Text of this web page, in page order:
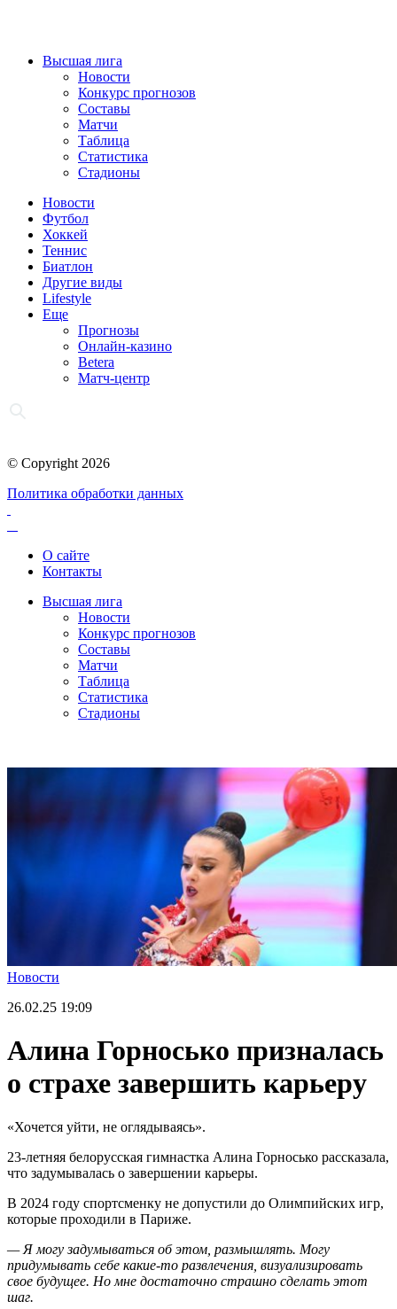
Высшая лига
Новости
Конкурс прогнозов
Составы
Матчи
Таблица
Статистика
Стадионы
Новости
Футбол
Хоккей
Теннис
Биатлон
Другие виды
Lifestyle
Еще
Прогнозы
Онлайн-казино
Betera
Матч-центр
© Copyright 2026
Политика обработки данных
О сайте
Контакты
Высшая лига
Новости
Конкурс прогнозов
Составы
Матчи
Таблица
Статистика
Стадионы
Новости
26.02.25 19:09
Алина Горносько призналась
о страхе завершить карьеру
«Хочется уйти, не оглядываясь».
23-летняя белорусская гимнастка Алина Горносько рассказала,
что задумывалась о завершении карьеры.
В 2024 году спортсменку не допустили до Олимпийских игр,
которые проходили в Париже.
— Я могу задумываться об этом, размышлять. Могу
придумывать себе какие-то развлечения, визуализировать
свое будущее. Но мне достаточно страшно сделать этот
шаг.